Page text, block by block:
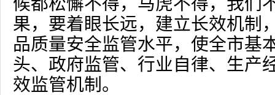
果，要着眼长远，建立长效机制
品质量安全监管水平，使全市基
头、政府监管、行业自律、生产
效监管机制。